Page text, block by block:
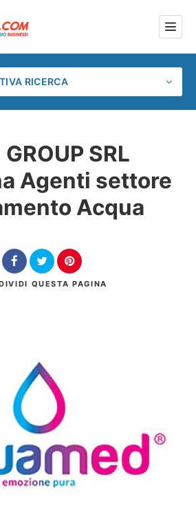
RICERCA
GROUP SRL
Agenti settore
Acqua
QUESTA PAGINA